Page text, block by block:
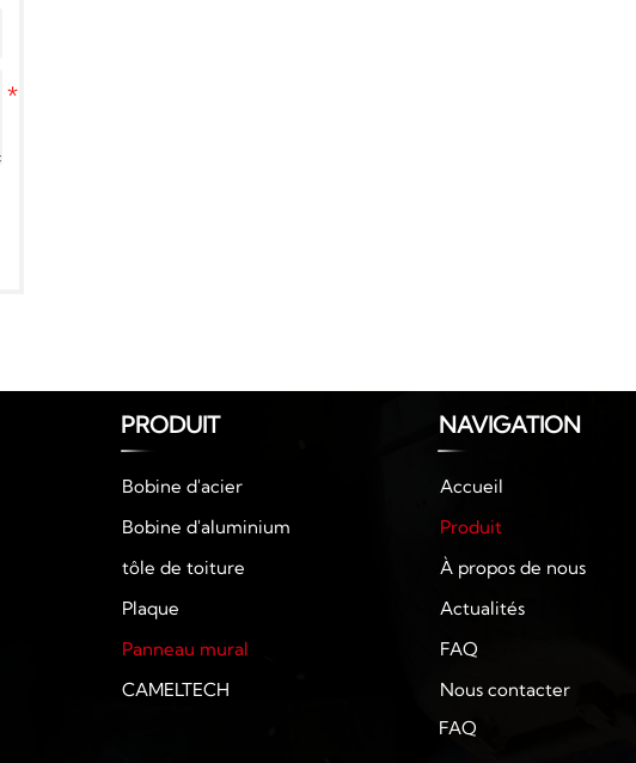
PRODUIT
Bobine d'acier
Bobine d'aluminium
tôle de toiture
Plaque
Panneau mural
CAMELTECH
NAVIGATION
Accueil
Produit
À propos de nous
Actualités
FAQ
Nous contacter
FAQ